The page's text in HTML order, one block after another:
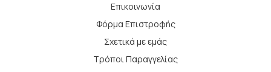
Επικοινωνία
Φόρμα Επιστροφής
Σχετικά με εμάς
Τρόποι Παραγγελίας